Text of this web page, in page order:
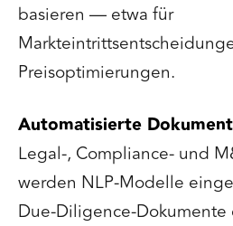
basieren — etwa für
Preisoptimierungen.
Automatisierte
Legal-, Compliance- und
werden NLP-Modelle
Due-Diligence-